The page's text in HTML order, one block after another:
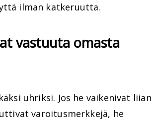
ilman katkeruutta.
vastuuta omasta
uhriksi. Jos he vaikenivat liian
varoitusmerkkejä, he